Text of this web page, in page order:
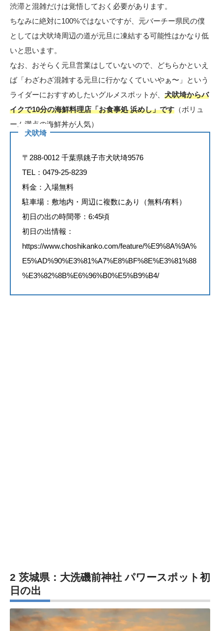
渋滞と混雑だけは覚悟しておく必要があります。
ちなみに絶対に100%ではないですが、元バーチー県民の僕
としては犬吠埼周辺の道が元旦に凍結する可能性はかなり低
いと思います。
なお、おそらく元旦営業はしていないので、どちらかといえ
ば「わざわざ混雑する元旦に行かなくていいやぁ〜」という
ライダーにおすすめしたいグルメスポットが、 犬吠埼からバ
イクで10分の海鮮料理店「お食事処 浜めし」です （ボリュ
ーム満点の海鮮丼が人気）
犬吠埼
〒288-0012 千葉県銚子市犬吠埼9576
TEL：0479-25-8239
料金：入場無料
駐車場：敷地内・周辺に複数にあり（無料/有料）
初日の出の時間帯：6:45頃
初日の出情報：
https://www.choshikanko.com/feature/%E9%8A%9A%
E5%AD%90%E3%81%A7%E8%BF%8E%E3%81%88
%E3%82%8B%E6%96%B0%E5%B9%B4/
2 茨城県：大洗磯前神社 パワースポット初
日の出